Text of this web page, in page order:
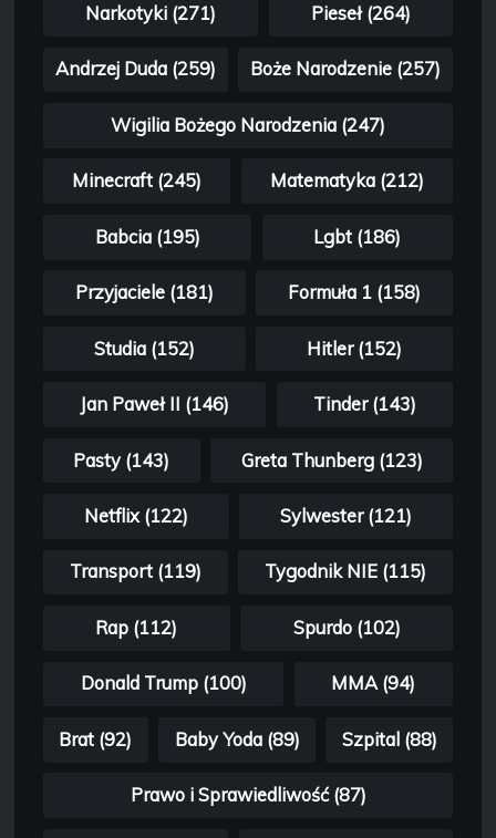
Narkotyki (271) Pieseł (264)
Andrzej Duda (259) Boże Narodzenie (257)
Wigilia Bożego Narodzenia (247)
Minecraft (245) Matematyka (212)
Babcia (195) Lgbt (186)
Przyjaciele (181) Formuła 1 (158)
Studia (152) Hitler (152)
Jan Paweł II (146) Tinder (143)
Pasty (143) Greta Thunberg (123)
Netflix (122) Sylwester (121)
Transport (119) Tygodnik NIE (115)
Rap (112) Spurdo (102)
Donald Trump (100) MMA (94)
Brat (92) Baby Yoda (89) Szpital (88)
Prawo i Sprawiedliwość (87)